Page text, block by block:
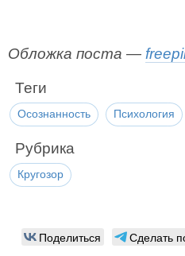
Обложка поста —
Теги
Осознанность Психология
Рубрика
Кругозор
Поделиться Сделать